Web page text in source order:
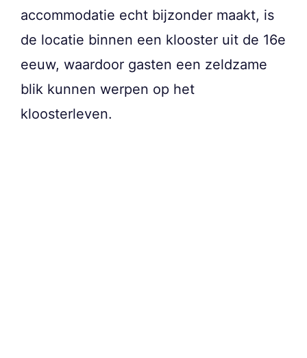
accommodatie echt bijzonder maakt, is
de locatie binnen een klooster uit de 16e
eeuw, waardoor gasten een zeldzame
blik kunnen werpen op het
kloosterleven.